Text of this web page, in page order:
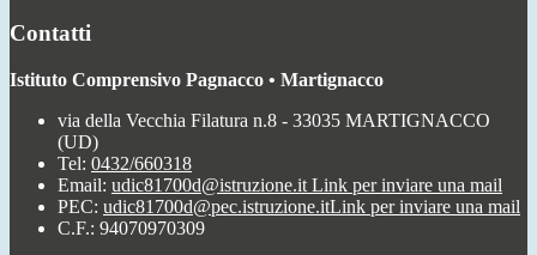
Contatti
Istituto Comprensivo Pagnacco • Martignacco
via della Vecchia Filatura n.8 - 33035 MARTIGNACCO
(UD)
Tel: 0432/660318
Email: udic81700d@istruzione.it Link per inviare una mail
PEC: udic81700d@pec.istruzione.itLink per inviare una mail
C.F.: 94070970309